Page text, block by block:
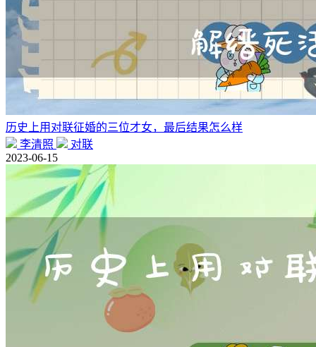
历史上用对联征婚的三位才女，最后结果怎么样
李清照
对联
2023-06-15